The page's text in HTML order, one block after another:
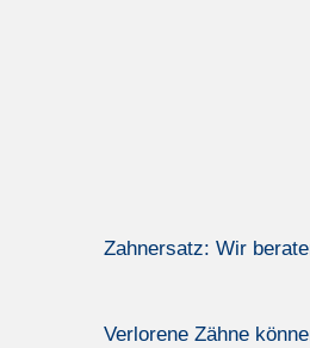
Zahnersatz: Wir
Verlorene Zähne